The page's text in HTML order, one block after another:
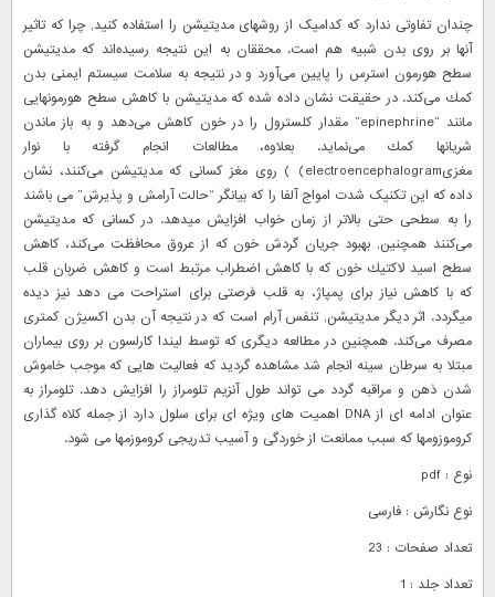
چندان تفاوتی ندارد که کدامیک از روشهای مدیتیشن را استفاده کنید, چرا که تاثیر
آنها بر روی بدن شبیه هم است. محققان به این نتیجه رسیده‌اند كه مدیتیشن
سطح هورمون استرس را پایین می‌آورد و در نتیجه به سلامت سیستم ایمنی بدن
كمك می‌كند. در حقیقت نشان داده شده كه مدیتیشن با كاهش سطح هورمونهایی
مانند “epinephrine” مقدار كلسترول را در خون كاهش می‌دهد و به باز ماندن
شریانها كمك می‌نماید. بعلاوه، مطالعات انجام گرفته با نوار
مغزیelectroencephalogram) ) روی مغز كسانی كه مدیتیشن می‌كنند، نشان
داده که این تکنیک شدت امواج آلفا را که بیانگر “حالت آرامش و پذیرش” می باشند
را به سطحی حتی بالاتر از زمان خواب افزایش میدهد. در كسانی كه مدیتیشن
می‌كنند همچنین, بهبود جریان گردش خون كه از عروق محافظت می‌كند، كاهش
سطح اسید لاكتیك خون كه با کاهش اضطراب مرتبط است و كاهش ضربان قلب
كه با کاهش نیاز برای پمپاژ، به قلب فرصتی برای استراحت می دهد نیز دیده
میگردد. اثر دیگر مدیتیشن, تنفس آرام است كه در نتیجه آن بدن اكسیژن كمتری
مصرف می‌كند. همچنین در مطالعه دیگری که توسط لیندا کارلسون بر روی بیماران
مبتلا به سرطان سینه انجام شد مشاهده گردید که فعالیت هایی که موجب خاموش
شدن ذهن و مراقبه گردد می تواند طول آنزیم تلومراز را افزایش دهد. تلومراز به
عنوان ادامه ای از DNA اهمیت های ويژه ای برای سلول دارد از جمله کلاه گذاری
کروموزومها که سبب ممانعت از خوردگی و آسیب تدریجی کروموزمها می شود.
نوع : pdf
نوع نگارش : فارسی
تعداد صفحات : 23
تعداد جلد : 1